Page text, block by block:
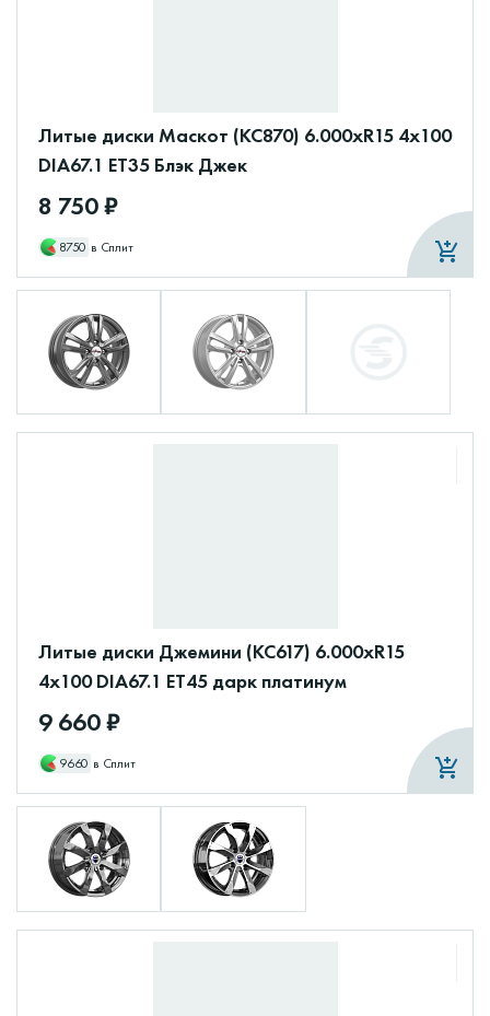
Литые диски Маскот (КС870) 6.000xR15 4x100
DIA67.1 ET35 Блэк Джек
8 750 ₽
8750 в Сплит
Литые диски Джемини (КС617) 6.000xR15
4x100 DIA67.1 ET45 дарк платинум
9 660 ₽
9660 в Сплит